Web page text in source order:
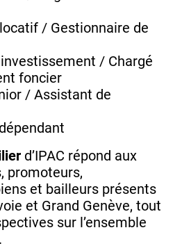
/ Gestionnaire de
/ Chargé
foncier
/ Assistant de
d’IPAC répond aux
promoteurs,
et bailleurs présents
et Grand Genève, tout
sur l’ensemble